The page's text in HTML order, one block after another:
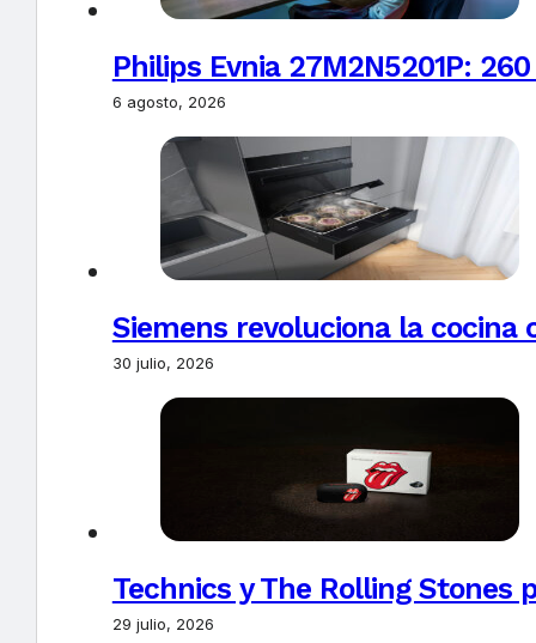
Philips Evnia 27M2N5201P:
6 agosto, 2026
Siemens revoluciona la
30 julio, 2026
Technics y The Rolling Stones
29 julio, 2026